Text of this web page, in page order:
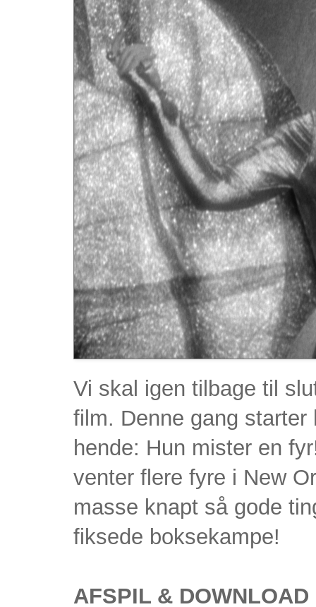
Vi skal igen tilbage til
film. Denne gang
hende: Hun mister en
venter flere fyre i New
masse knapt så gode
fiksede boksekampe!
AFSPIL & DOWNLOAD